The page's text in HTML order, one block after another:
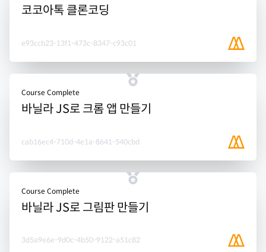
코코아톡 클론코딩
e93ccb23-13f1-473c-8347-c93c01
Course Complete
바닐라 JS로 크롬 앱 만들기
cab16ec4-710d-4e1a-8641-540cbd
Course Complete
바닐라 JS로 그림판 만들기
3d5a9e6e-9d0c-4b50-9122-a51c82